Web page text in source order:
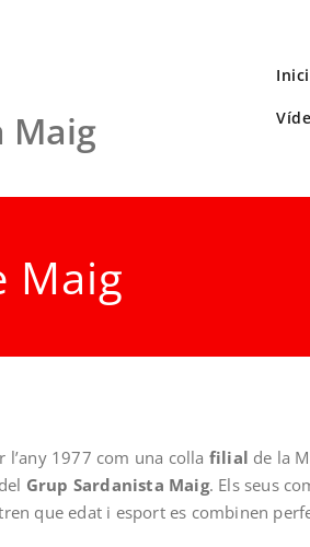
Maig
Inici
Maig
l’any 1977 com una colla filial de la
Grup Sardanista Maig. Els seus
que edat i esport es combinen